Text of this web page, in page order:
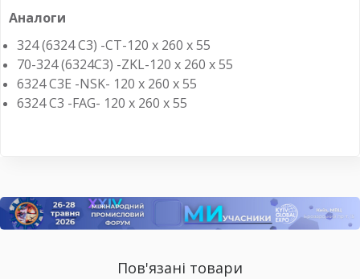
Аналоги
324 (6324 C3) -CT-120 x 260 x 55
70-324 (6324C3) -ZKL-120 x 260 x 55
6324 C3E -NSK- 120 x 260 x 55
6324 C3 -FAG- 120 x 260 x 55
Пов'язані товари